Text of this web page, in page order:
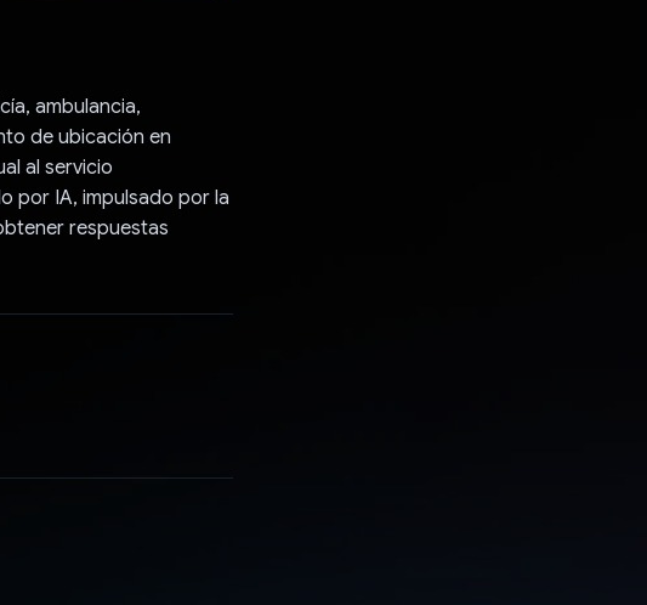
ambulancia,
de ubicación en
al servicio
por IA, impulsado por la
respuestas